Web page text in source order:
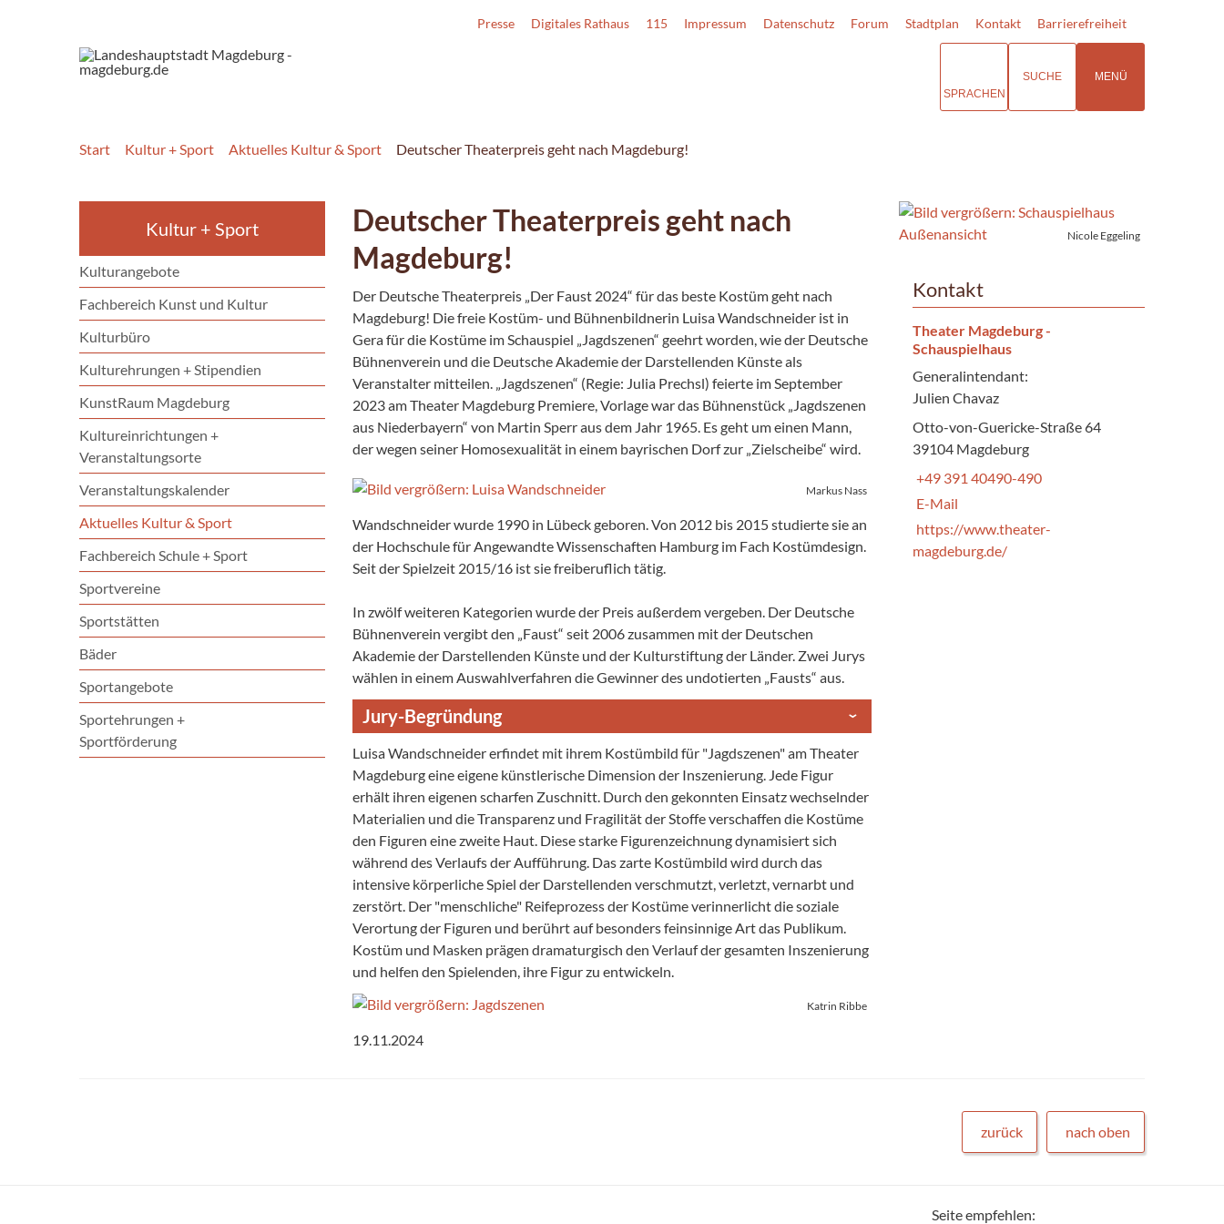
Presse Digitales Rathaus 115 Impressum Datenschutz Forum Stadtplan Kontakt Barrierefreiheit
SPRACHEN
SUCHE MENÜ
Start Kultur + Sport Aktuelles Kultur & Sport Deutscher Theaterpreis geht nach Magdeburg!
Kultur + Sport
Kulturangebote
Fachbereich Kunst und Kultur
Kulturbüro
Kulturehrungen + Stipendien
KunstRaum Magdeburg
Kultureinrichtungen +
Veranstaltungsorte
Veranstaltungskalender
Aktuelles Kultur & Sport
Fachbereich Schule + Sport
Sportvereine
Sportstätten
Bäder
Sportangebote
Sportehrungen +
Sportförderung
Deutscher Theaterpreis geht nach
Magdeburg!
Der Deutsche Theaterpreis „Der Faust 2024“ für das beste Kostüm geht nach
Magdeburg! Die freie Kostüm- und Bühnenbildnerin Luisa Wandschneider ist in
Gera für die Kostüme im Schauspiel „Jagdszenen“ geehrt worden, wie der Deutsche
Bühnenverein und die Deutsche Akademie der Darstellenden Künste als
Veranstalter mitteilen. „Jagdszenen“ (Regie: Julia Prechsl) feierte im September
2023 am Theater Magdeburg Premiere, Vorlage war das Bühnenstück „Jagdszenen
aus Niederbayern“ von Martin Sperr aus dem Jahr 1965. Es geht um einen Mann,
der wegen seiner Homosexualität in einem bayrischen Dorf zur „Zielscheibe“ wird.
Markus Nass
Wandschneider wurde 1990 in Lübeck geboren. Von 2012 bis 2015 studierte sie an
der Hochschule für Angewandte Wissenschaften Hamburg im Fach Kostümdesign.
Seit der Spielzeit 2015/16 ist sie freiberuflich tätig.
In zwölf weiteren Kategorien wurde der Preis außerdem vergeben. Der Deutsche
Bühnenverein vergibt den „Faust“ seit 2006 zusammen mit der Deutschen
Akademie der Darstellenden Künste und der Kulturstiftung der Länder. Zwei Jurys
wählen in einem Auswahlverfahren die Gewinner des undotierten „Fausts“ aus.
Jury-Begründung
Luisa Wandschneider erfindet mit ihrem Kostümbild für "Jagdszenen" am Theater
Magdeburg eine eigene künstlerische Dimension der Inszenierung. Jede Figur
erhält ihren eigenen scharfen Zuschnitt. Durch den gekonnten Einsatz wechselnder
Materialien und die Transparenz und Fragilität der Stoffe verschaffen die Kostüme
den Figuren eine zweite Haut. Diese starke Figurenzeichnung dynamisiert sich
während des Verlaufs der Aufführung. Das zarte Kostümbild wird durch das
intensive körperliche Spiel der Darstellenden verschmutzt, verletzt, vernarbt und
zerstört. Der "menschliche" Reifeprozess der Kostüme verinnerlicht die soziale
Verortung der Figuren und berührt auf besonders feinsinnige Art das Publikum.
Kostüm und Masken prägen dramaturgisch den Verlauf der gesamten Inszenierung
und helfen den Spielenden, ihre Figur zu entwickeln.
Katrin Ribbe
19.11.2024
Nicole Eggeling
Kontakt
Theater Magdeburg -
Schauspielhaus
Generalintendant:
Julien Chavaz
Otto-von-Guericke-Straße 64
39104 Magdeburg
+49 391 40490-490
E-Mail
https://www.theater-
magdeburg.de/
zurück nach oben
Seite empfehlen: